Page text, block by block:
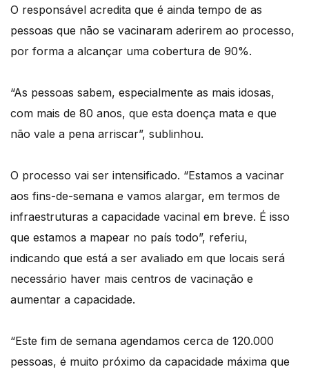
O responsável acredita que é ainda tempo de as
pessoas que não se vacinaram aderirem ao processo,
por forma a alcançar uma cobertura de 90%.
“As pessoas sabem, especialmente as mais idosas,
com mais de 80 anos, que esta doença mata e que
não vale a pena arriscar”, sublinhou.
O processo vai ser intensificado. “Estamos a vacinar
aos fins-de-semana e vamos alargar, em termos de
infraestruturas a capacidade vacinal em breve. É isso
que estamos a mapear no país todo”, referiu,
indicando que está a ser avaliado em que locais será
necessário haver mais centros de vacinação e
aumentar a capacidade.
“Este fim de semana agendamos cerca de 120.000
pessoas, é muito próximo da capacidade máxima que